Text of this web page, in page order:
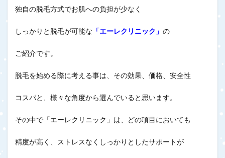
独自の脱毛方式でお肌への負担が少なく
しっかりと脱毛が可能な 「エーレクリニック」 の
ご紹介です。
脱毛を始める際に考える事は、その効果、価格、安全性
コスパと、様々な角度から選んでいると思います。
その中で「エーレクリニック」は、どの項目においても
精度が高く、ストレスなくしっかりとしたサポートが